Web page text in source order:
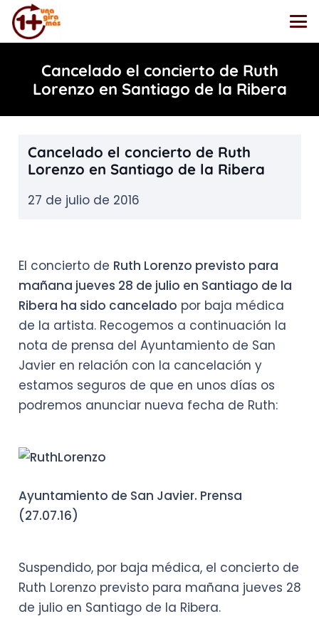
Cancelado el concierto de Ruth
Lorenzo en Santiago de la Ribera
Cancelado el concierto de Ruth
Lorenzo en Santiago de la Ribera
27 de julio de 2016
El concierto de Ruth Lorenzo previsto para
mañana jueves 28 de julio en Santiago de la
Ribera ha sido cancelado por baja médica
de la artista. Recogemos a continuación la
nota de prensa del Ayuntamiento de San
Javier en relación con la cancelación y
estamos seguros de que en unos días os
podremos anunciar nueva fecha de Ruth:
Ayuntamiento de San Javier. Prensa
(27.07.16)
Suspendido, por baja médica, el concierto de
Ruth Lorenzo previsto para mañana jueves 28
de julio en Santiago de la Ribera.